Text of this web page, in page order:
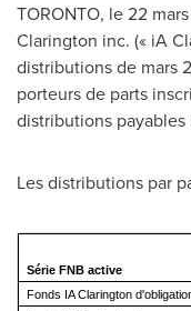
TORONTO, le 22
Clarington inc. (« iA
distributions de mars
porteurs de parts
distributions
Les distributions par
Série FNB active
Fonds IA Clarington